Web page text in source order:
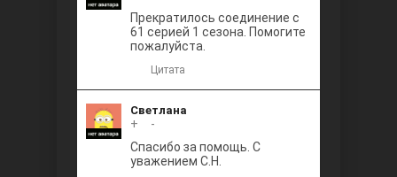
Прекратилось соединение с
61 серией 1 сезона. Помогите
пожалуйста.
Цитата
Светлана
+
-
Спасибо за помощь. С
уважением С.Н.